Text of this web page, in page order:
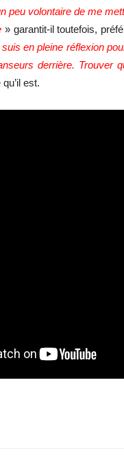
peu volontaire de me
» garantit-il toutefois,
en pleine réflexion
derrière. Trouver
est.